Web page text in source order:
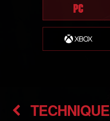
TECHNIQUE